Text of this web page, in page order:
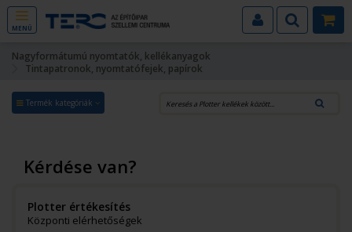
MENÜ
Nagyformátumú nyomtatók, kellékanyagok
Tintapatronok, nyomtatófejek, papírok
Termék kategóriák
Kérdése van?
Plotter értékesítés
Központi elérhetőségek